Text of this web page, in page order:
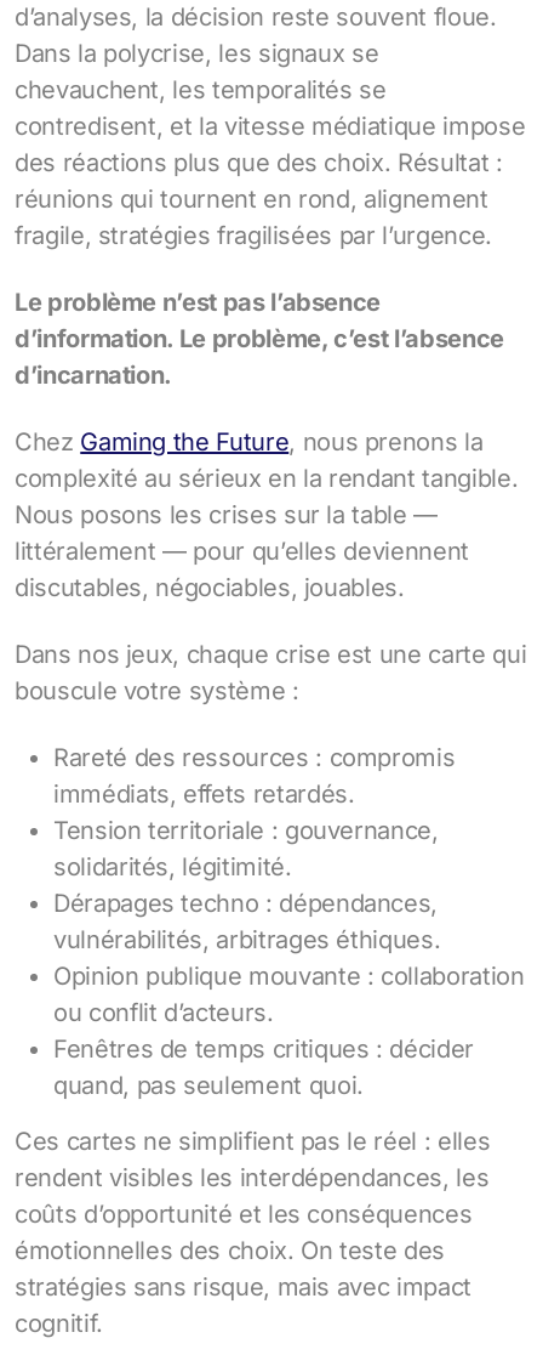
d’analyses, la décision reste souvent floue.
Dans la polycrise, les signaux se
chevauchent, les temporalités se
contredisent, et la vitesse médiatique impose
des réactions plus que des choix. Résultat :
réunions qui tournent en rond, alignement
fragile, stratégies fragilisées par l’urgence.
Le problème n’est pas l’absence
d’information. Le problème, c’est l’absence
d’incarnation.
Chez Gaming the Future, nous prenons la
complexité au sérieux en la rendant tangible.
Nous posons les crises sur la table —
littéralement — pour qu’elles deviennent
discutables, négociables, jouables.
Dans nos jeux, chaque crise est une carte qui
bouscule votre système :
Rareté des ressources : compromis
immédiats, effets retardés.
Tension territoriale : gouvernance,
solidarités, légitimité.
Dérapages techno : dépendances,
vulnérabilités, arbitrages éthiques.
Opinion publique mouvante : collaboration
ou conflit d’acteurs.
Fenêtres de temps critiques : décider
quand, pas seulement quoi.
Ces cartes ne simplifient pas le réel : elles
rendent visibles les interdépendances, les
coûts d’opportunité et les conséquences
émotionnelles des choix. On teste des
stratégies sans risque, mais avec impact
cognitif.